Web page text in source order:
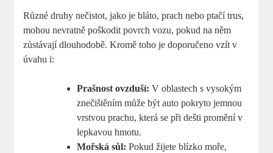
Různé druhy nečistot, jako je bláto, prach nebo ptačí trus,
mohou nevratně poškodit povrch vozu, pokud na něm
zůstávají dlouhodobě. Kromě toho je doporučeno vzít v
úvahu i:
Prašnost ovzduší: V oblastech s vysokým
znečištěním může být auto pokryto jemnou
vrstvou prachu, která se při dešti promění v
lepkavou hmotu.
Mořská sůl: Pokud žijete blízko moře,